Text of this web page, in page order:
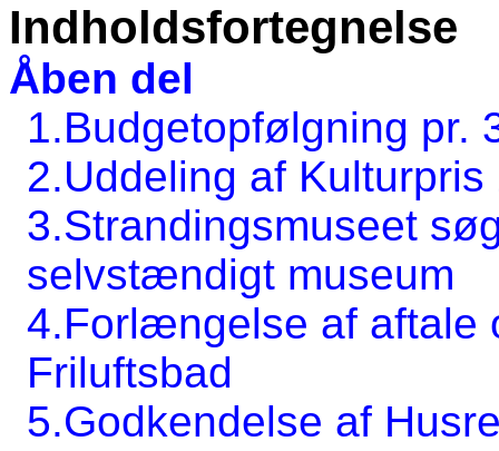
Indholdsfortegnelse
Åben del
1.Budgetopfølgning pr.
2.Uddeling af Kulturpris
3.Strandingsmuseet
selvstændigt museum
4.Forlængelse af aftale
Friluftsbad
5.Godkendelse af